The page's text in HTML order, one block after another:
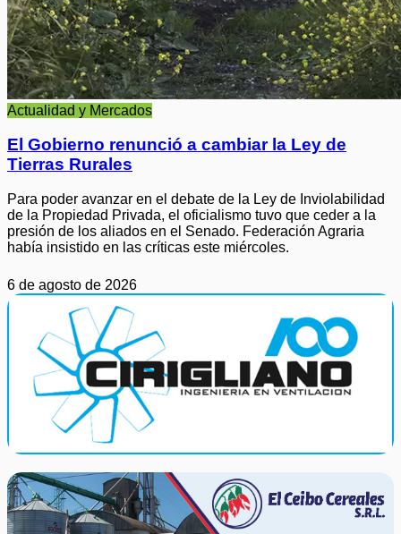
Actualidad y Mercados
El Gobierno renunció a cambiar la Ley de
Tierras Rurales
Para poder avanzar en el debate de la Ley de Inviolabilidad
de la Propiedad Privada, el oficialismo tuvo que ceder a la
presión de los aliados en el Senado. Federación Agraria
había insistido en las críticas este miércoles.
6 de agosto de 2026